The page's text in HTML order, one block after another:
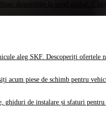
disponibile la nivel global.
aleg SKF. Descoperiți ofertele
acum piese de schimb pentru
ghiduri de instalare și sfaturi pentru